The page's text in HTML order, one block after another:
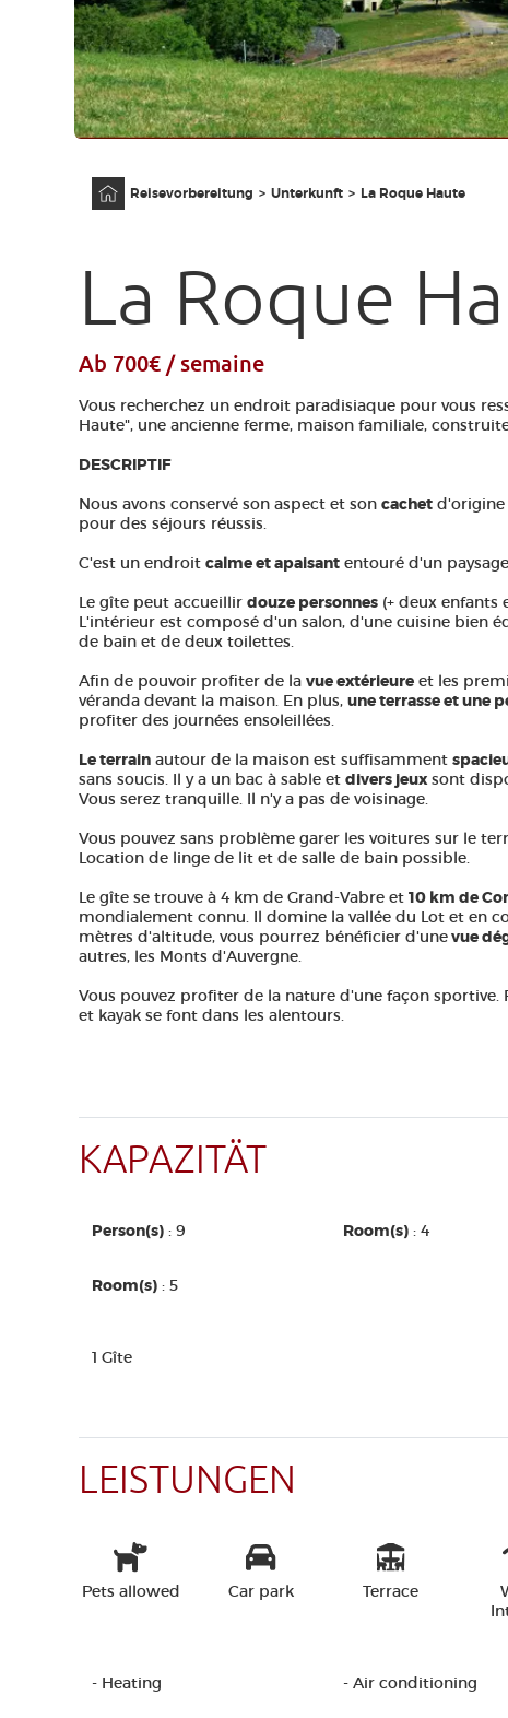
Reisevorbereitung Unterkunft La Roque Haute
La Roque
Ab 700€ / semaine
Vous recherchez un endroit paradisiaque pour vous
Haute", une ancienne ferme, maison familiale, construite
DESCRIPTIF
Nous avons conservé son aspect et son cachet
pour des séjours réussis.
C'est un endroit calme et apaisant entouré d'un
Le gîte peut accueillir douze personnes (+ deux enfants
L'intérieur est composé d'un salon, d'une cuisine bien
de bain et de deux toilettes.
Afin de pouvoir profiter de la vue extérieure et les
véranda devant la maison. En plus, une terrasse et une
profiter des journées ensoleillées.
Le terrain autour de la maison est suffisamment
sans soucis. Il y a un bac à sable et divers jeuxsont
Vous serez tranquille. Il n'y a pas de voisinage.
Vous pouvez sans problème garer les voitures sur le
Location de linge de lit et de salle de bain possible.
Le gîte se trouve à 4 km de Grand-Vabre et 10 km de
mondialement connu. Il domine la vallée du Lot et en
mètres d'altitude, vous pourrez bénéficier d'unevue
autres, les Monts d'Auvergne.
Vous pouvez profiter de la nature d'une façon sportive.
et kayak se font dans les alentours.
KAPAZITÄT
Person(s) : 9 Room(s) : 4
Room(s) : 5
1 Gîte
LEISTUNGEN
Pets allowed Car park Terrace
- Heating - Air conditioning